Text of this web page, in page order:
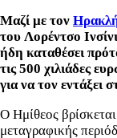
Μαζί με τον
του Λορέντσο
ήδη καταθέσει
τις 500 χιλιάδες
για να τον εντάξει
Ο Ημίθεος
μεταγραφικής